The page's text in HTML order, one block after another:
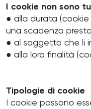
I cookie non sono
● alla durata
una scadenza
● al soggetto che li
● alla loro finalità
Tipologie di cookie
I cookie possono